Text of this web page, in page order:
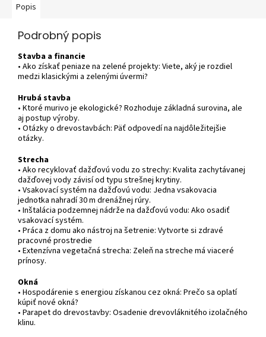
Popis
Podrobný popis
Stavba a financie
• Ako získať peniaze na zelené projekty: Viete, aký je rozdiel
medzi klasickými a zelenými úvermi?
Hrubá stavba
• Ktoré murivo je ekologické? Rozhoduje základná surovina, ale
aj postup výroby.
• Otázky o drevostavbách: Päť odpovedí na najdôležitejšie
otázky.
Strecha
• Ako recyklovať dažďovú vodu zo strechy: Kvalita zachytávanej
dažďovej vody závisí od typu strešnej krytiny.
• Vsakovací systém na dažďovú vodu: Jedna vsakovacia
jednotka nahradí 30 m drenážnej rúry.
• Inštalácia podzemnej nádrže na dažďovú vodu: Ako osadiť
vsakovací systém.
• Práca z domu ako nástroj na šetrenie: Vytvorte si zdravé
pracovné prostredie
• Extenzívna vegetačná strecha: Zeleň na streche má viaceré
prínosy.
Okná
• Hospodárenie s energiou získanou cez okná: Prečo sa oplatí
kúpiť nové okná?
• Parapet do drevostavby: Osadenie drevovláknitého izolačného
klinu.